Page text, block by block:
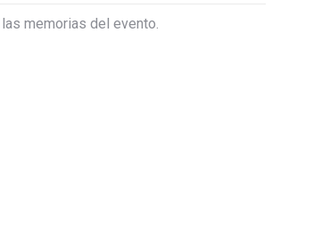
memorias del evento.